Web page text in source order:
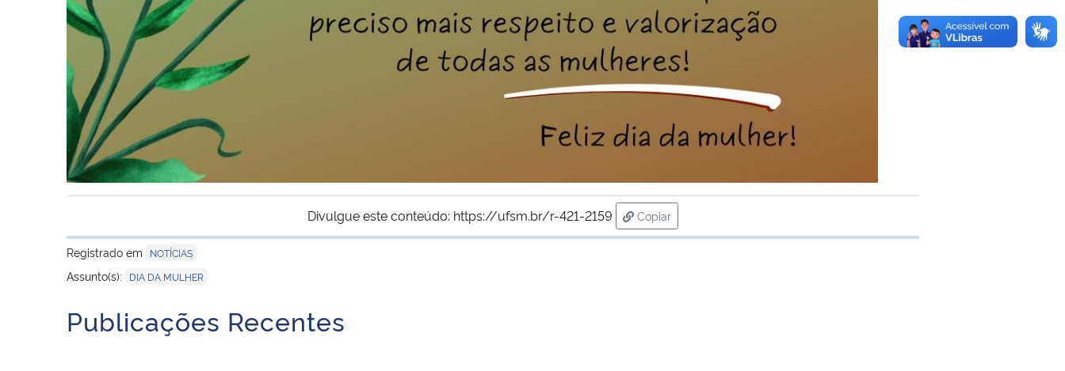
Divulgue este conteúdo: https://ufsm.br/r-421-2159
Copiar
para área de transferência
Registrado em
NOTÍCIAS
Assunto(s): DIA DA MULHER
Publicações Recentes